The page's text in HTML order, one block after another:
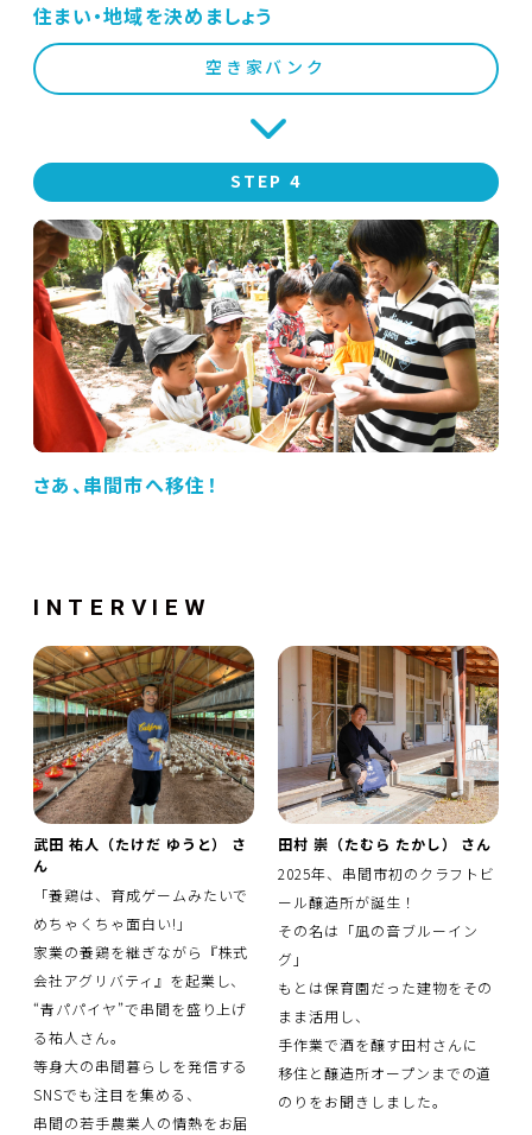
住まい・地域を決めましょう
空き家バンク
STEP 4
さあ、串間市へ移住！
INTERVIEW
武田 祐人（たけだ ゆうと） さ
ん
「養鶏は、育成ゲームみたいで
めちゃくちゃ面白い!」
家業の養鶏を継ぎながら『株式
会社アグリバティ』を起業し、
“青パパイヤ”で串間を盛り上げ
る祐人さん。
等身大の串間暮らしを発信する
SNSでも注目を集める、
串間の若手農業人の情熱をお届
田村 崇（たむら たかし） さん
2025年、串間市初のクラフトビ
ール醸造所が誕生！
その名は「凪の音ブルーイン
グ」
もとは保育園だった建物をその
まま活用し、
手作業で酒を醸す田村さんに
移住と醸造所オープンまでの道
のりをお聞きしました。